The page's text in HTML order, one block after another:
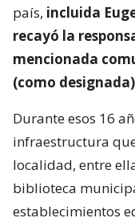
país, incluida
recayó la
mencionada
(como
Durante esos 16
infraestructura
localidad, entre
biblioteca
establecimientos